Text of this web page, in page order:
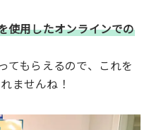
使用したオンラインでの
てもらえるので、これを
ませんね！